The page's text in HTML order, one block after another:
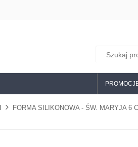
FORMA SILIKONOWA - ŚW. MARYJA 6